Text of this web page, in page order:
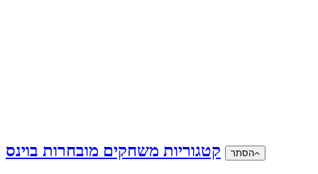
קטגוריות משחקים מובחרות בוינס הסתר